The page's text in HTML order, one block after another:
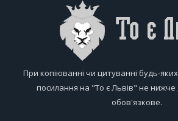
При копіюванні чи цитуванні будь-
посилання на "То є Львів" не нижче
обов'язкове.